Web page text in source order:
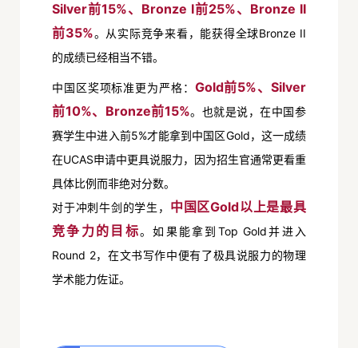
Silver前15%、Bronze I前25%、Bronze II
前35%。从实际竞争来看，能获得全球Bronze II
的成绩已经相当不错。
中国区奖项标准更为严格： Gold前5%、Silver
前10%、Bronze前15%。也就是说，在中国参
赛学生中进入前5%才能拿到中国区Gold，这一成绩
在UCAS申请中更具说服力，因为招生官通常更看重
具体比例而非绝对分数。
对于冲刺牛剑的学生， 中国区Gold以上是最具
竞争力的目标。如果能拿到Top Gold并进入
Round 2，在文书写作中便有了极具说服力的物理
学术能力佐证。